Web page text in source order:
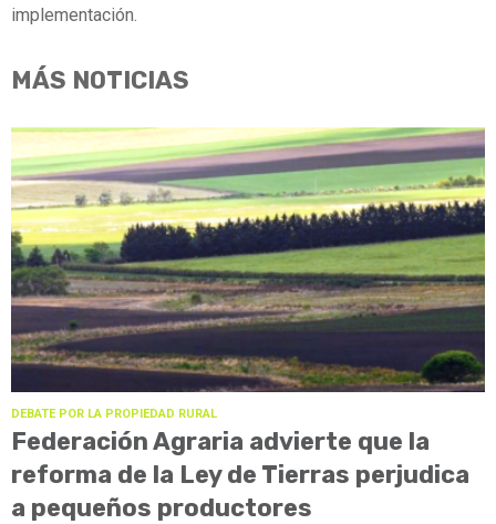
implementación.
MÁS NOTICIAS
DEBATE POR LA PROPIEDAD RURAL
Federación Agraria advierte que la
reforma de la Ley de Tierras perjudica
a pequeños productores